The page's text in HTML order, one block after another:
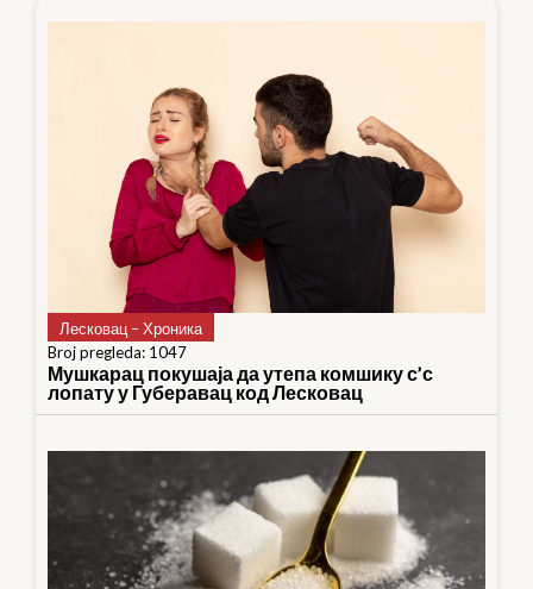
Лесковац – Хроника
Broj pregleda: 1047
Мушкарац покушаја да утепа комшику с’с
лопату у Губеравац код Лесковац